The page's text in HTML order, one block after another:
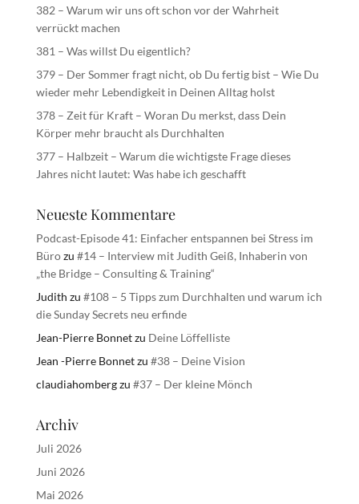
382 – Warum wir uns oft schon vor der Wahrheit
verrückt machen
381 – Was willst Du eigentlich?
379 – Der Sommer fragt nicht, ob Du fertig bist – Wie Du
wieder mehr Lebendigkeit in Deinen Alltag holst
378 – Zeit für Kraft – Woran Du merkst, dass Dein
Körper mehr braucht als Durchhalten
377 – Halbzeit – Warum die wichtigste Frage dieses
Jahres nicht lautet: Was habe ich geschafft
Neueste Kommentare
Podcast-Episode 41: Einfacher entspannen bei Stress im
Bürozu #14 – Interview mit Judith Geiß, Inhaberin von
„the Bridge – Consulting & Training“
Judith zu #108 – 5 Tipps zum Durchhalten und warum ich
die Sunday Secrets neu erfinde
Jean-Pierre Bonnetzu Deine Löffelliste
Jean -Pierre Bonnetzu #38 – Deine Vision
claudiahombergzu #37 – Der kleine Mönch
Archiv
Juli 2026
Juni 2026
Mai 2026